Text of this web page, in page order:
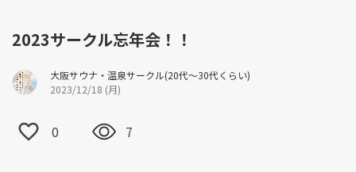
2023サークル忘年会！！
大阪サウナ・温泉サークル(20代～30代くらい)
2023/12/18 (月)
0 7